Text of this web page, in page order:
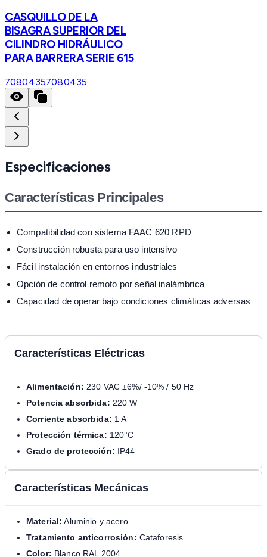
CASQUILLO DE LA
BISAGRA SUPERIOR DEL
CILINDRO HIDRÁULICO
PARA BARRERA SERIE 615
70804357080435
Especificaciones
Características Principales
Compatibilidad con sistema FAAC 620 RPD
Construcción robusta para uso intensivo
Fácil instalación en entornos industriales
Opción de control remoto por señal inalámbrica
Capacidad de operar bajo condiciones climáticas adversas
Características Eléctricas
Alimentación: 230 VAC ±6%/ -10% / 50 Hz
Potencia absorbida: 220 W
Corriente absorbida: 1 A
Protección térmica: 120°C
Grado de protección: IP44
Características Mecánicas
Material: Aluminio y acero
Tratamiento anticorrosión: Cataforesis
Color: Blanco RAL 2004